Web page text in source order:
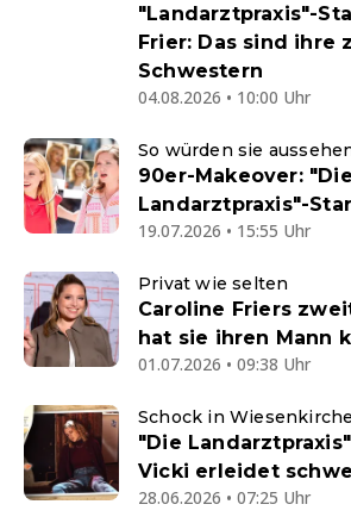
"Landarztpraxis"-
Frier: Das sind ihre
Schwestern
04.08.2026 • 10:00 Uhr
So würden sie
90er-Makeover: "Die
Landarztpraxis"-
19.07.2026 • 15:55 Uhr
Privat wie selten
Caroline Friers
hat sie ihren Mann
01.07.2026 • 09:38 Uhr
Schock in
"Die
Vicki erleidet
28.06.2026 • 07:25 Uhr